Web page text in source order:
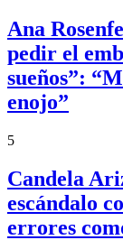
Ana
pedir el
sueños”:
enojo”
5
Candela
escándalo
errores